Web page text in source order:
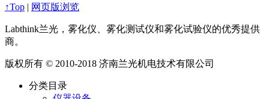
↑Top | 网页版浏览
Labthink兰光，雾化仪、雾化测试仪和雾化试验仪的优秀提供
商。
版权所有 © 2010-2018 济南兰光机电技术有限公司
分类目录